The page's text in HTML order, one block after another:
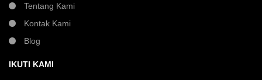
Tentang Kami
Kontak Kami
Blog
IKUTI KAMI